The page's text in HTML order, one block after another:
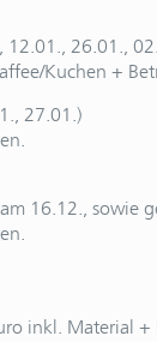
26.01.,
Kuchen +
27.01.)
16.12., sowie
inkl. Material +